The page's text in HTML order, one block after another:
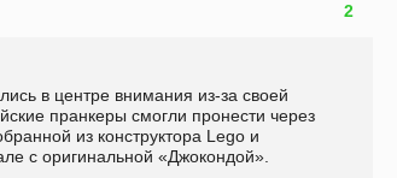
2
в центре внимания из-за своей
пранкеры смогли пронести через
из конструктора Lego и
с оригинальной «Джокондой».